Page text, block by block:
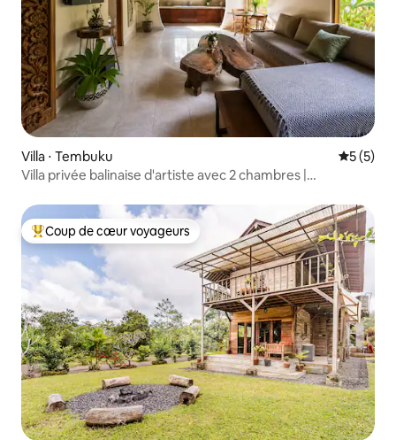
Villa ⋅ Tembuku
5 (5)
Villa privée balinaise d'artiste avec 2 chambres |
Coups de cœur voyageurs les plus appréciés
Coup de cœur voyageurs